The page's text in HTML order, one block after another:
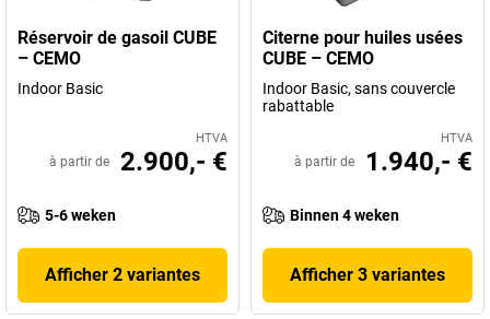
Réservoir de gasoil CUBE
– CEMO
Indoor Basic
HTVA
à partir de 2.900,- €
5-6 weken
Afficher 2 variantes
Citerne pour huiles usées
CUBE – CEMO
Indoor Basic, sans couvercle
rabattable
HTVA
à partir de 1.940,- €
Binnen 4 weken
Afficher 3 variantes